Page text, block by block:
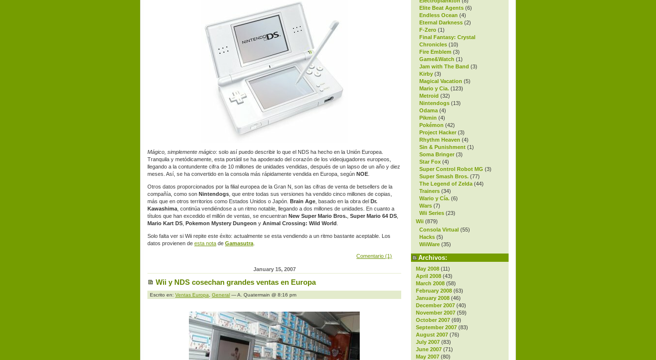
Elite Beat Agents (6)
Endless Ocean (4)
Eternal Darkness (2)
F-Zero (1)
Final Fantasy: Crystal
Chronicles (10)
Fire Emblem (3)
Game&Watch (1)
Jam with The Band (3)
Kirby (3)
Magical Vacation (5)
Mario y Cia. (123)
Metroid (32)
Nintendogs (13)
Odama (4)
Pikmin (4)
Pokémon (42)
Project Hacker (3)
Rhythm Heaven (4)
Sin & Punishment (1)
Soma Bringer (3)
Star Fox (4)
Super Control Robot MG (3)
Super Smash Bros. (77)
The Legend of Zelda (44)
Trainers (34)
Wario y Cía. (6)
Wars (7)
Wii Series (23)
Wii (879)
Consola Virtual (55)
Hacks (5)
WiiWare (35)
Archivos:
May 2008 (11)
April 2008 (43)
March 2008 (58)
February 2008 (63)
January 2008 (46)
December 2007 (40)
November 2007 (59)
October 2007 (69)
September 2007 (83)
August 2007 (76)
July 2007 (83)
June 2007 (71)
May 2007 (80)
Mágico, simplemente mágico: solo así puedo describir lo que el NDS ha hecho en la Unión Europea.
Tranquila y metódicamente, esta portátil se ha apoderado del corazón de los videojugadores europeos,
llegando a la contundente cifra de 10 millones de unidades vendidas, después de un lapso de un año y diez
meses. Así, se ha convertido en la consola más rápidamente vendida en Europa, según NOE
Otros datos proporcionados por la filial europea de la Gran N, son las cifras de venta de betsellers de la
compañía, como son Nintendogs , que entre todas sus versiones ha vendido cinco millones de copias,
más que en otros territorios como Estados Unidos o Japón.
Brain Age , basado en la obra del Dr.
Kawashima , continúa vendiéndose a un ritmo notable, llegando a dos millones de unidades. En cuanto a
títulos que han excedido el millón de ventas, se encuentran New Super Mario Bros. Super Mario 64 DS
Mario Kart DS
Pokemon Mystery Dungeon y Animal Crossing: Wild World
Solo falta ver si Wii repite este éxito: actualmente se esta vendiendo a un ritmo bastante aceptable. Los
datos provienen de esta nota de Gamasutra
Comentario (1)
January 15, 2007
Wii y NDS cosechan grandes ventas en Europa
Escrito en: Ventas Europa General — A. Quatermain @ 8:16 pm